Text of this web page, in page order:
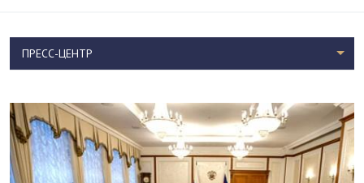
ПРЕСС-ЦЕНТР